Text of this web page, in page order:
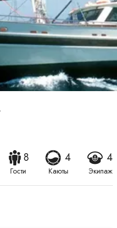
8
Гости
4
Каюты
4
Экипаж